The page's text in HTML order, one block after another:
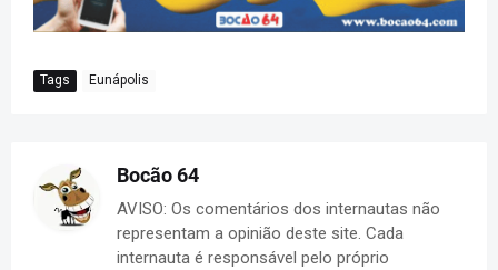
Tags Eunápolis
Bocão 64
AVISO: Os comentários dos internautas não
representam a opinião deste site. Cada
internauta é responsável pelo próprio